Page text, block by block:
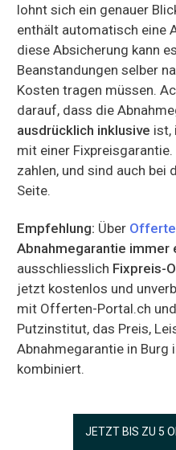
lohnt sich ein genauer
enthält automatisch eine
diese Absicherung kann
Beanstandungen selber
Kosten tragen müssen.
darauf, dass die
ausdrücklich inklusive ist,
mit einer
zahlen, und sind auch bei
Seite.
Empfehlung: Über
Abnahmegarantie immer
ausschliesslich Fixpreis-
jetzt kostenlos und
mit Offerten-Portal.ch
Putzinstitut, das Preis,
Abnahmegarantie in Burg
kombiniert.
JETZT BIS ZU 5